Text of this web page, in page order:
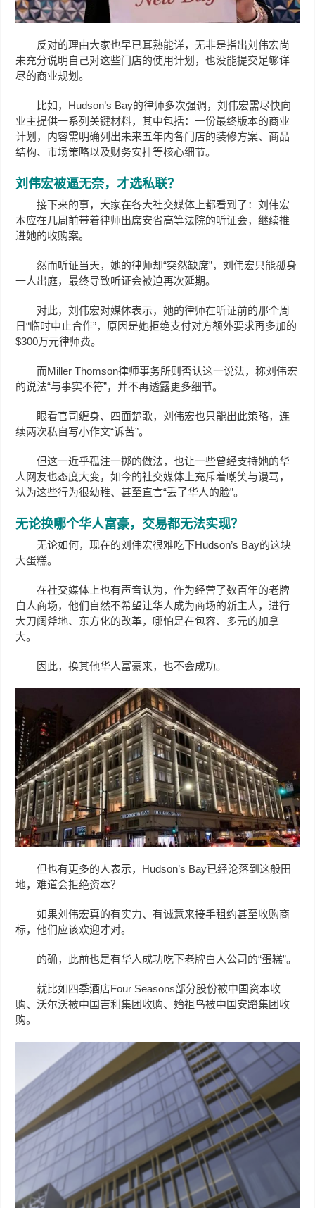
反对的理由大家也早已耳熟能详，无非是指出刘伟宏尚
未充分说明自己对这些门店的使用计划，也没能提交足够详
尽的商业规划。
比如，Hudson’s Bay的律师多次强调，刘伟宏需尽快向
业主提供一系列关键材料，其中包括：一份最终版本的商业
计划，内容需明确列出未来五年内各门店的装修方案、商品
结构、市场策略以及财务安排等核心细节。
刘伟宏被逼无奈，才选私联？
接下来的事，大家在各大社交媒体上都看到了：刘伟宏
本应在几周前带着律师出席安省高等法院的听证会，继续推
进她的收购案。
然而听证当天，她的律师却“突然缺席”，刘伟宏只能孤身
一人出庭，最终导致听证会被迫再次延期。
对此，刘伟宏对媒体表示，她的律师在听证前的那个周
日“临时中止合作”，原因是她拒绝支付对方额外要求再多加的
$300万元律师费。
而Miller Thomson律师事务所则否认这一说法，称刘伟宏
的说法“与事实不符”，并不再透露更多细节。
眼看官司缠身、四面楚歌，刘伟宏也只能出此策略，连
续两次私自写小作文“诉苦”。
但这一近乎孤注一掷的做法，也让一些曾经支持她的华
人网友也态度大变，如今的社交媒体上充斥着嘲笑与谩骂，
认为这些行为很幼稚、甚至直言“丢了华人的脸”。
无论换哪个华人富豪，交易都无法实现？
无论如何，现在的刘伟宏很难吃下Hudson’s Bay的这块
大蛋糕。
在社交媒体上也有声音认为，作为经营了数百年的老牌
白人商场，他们自然不希望让华人成为商场的新主人，进行
大刀阔斧地、东方化的改革，哪怕是在包容、多元的加拿
大。
因此，换其他华人富豪来，也不会成功。
但也有更多的人表示，Hudson’s Bay已经沦落到这般田
地，难道会拒绝资本？
如果刘伟宏真的有实力、有诚意来接手租约甚至收购商
标，他们应该欢迎才对。
的确，此前也是有华人成功吃下老牌白人公司的“蛋糕”。
就比如四季酒店Four Seasons部分股份被中国资本收
购、沃尔沃被中国吉利集团收购、始祖鸟被中国安踏集团收
购。